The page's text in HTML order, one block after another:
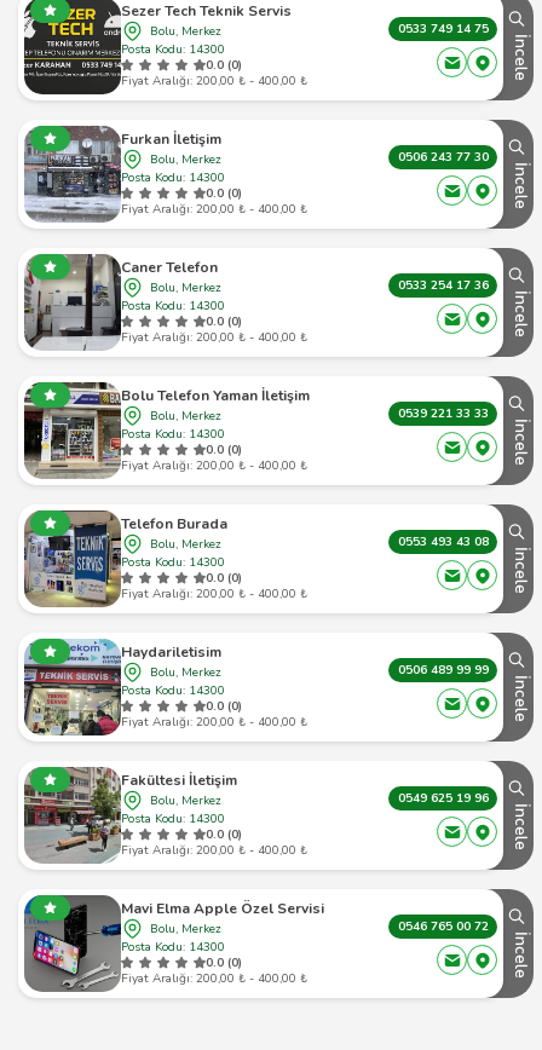
Sezer Tech Teknik Servis
Bolu, Merkez
Posta Kodu: 14300
0.0 (0)
Fiyat Aralığı: 200,00 ₺ - 400,00 ₺
0533 749 14 75
İncele
Furkan İletişim
Bolu, Merkez
Posta Kodu: 14300
0.0 (0)
Fiyat Aralığı: 200,00 ₺ - 400,00 ₺
0506 243 77 30
İncele
Caner Telefon
Bolu, Merkez
Posta Kodu: 14300
0.0 (0)
Fiyat Aralığı: 200,00 ₺ - 400,00 ₺
0533 254 17 36
İncele
Bolu Telefon Yaman İletişim
Bolu, Merkez
Posta Kodu: 14300
0.0 (0)
Fiyat Aralığı: 200,00 ₺ - 400,00 ₺
0539 221 33 33
İncele
Telefon Burada
Bolu, Merkez
Posta Kodu: 14300
0.0 (0)
Fiyat Aralığı: 200,00 ₺ - 400,00 ₺
0553 493 43 08
İncele
Haydariletisim
Bolu, Merkez
Posta Kodu: 14300
0.0 (0)
Fiyat Aralığı: 200,00 ₺ - 400,00 ₺
0506 489 99 99
İncele
Fakültesi İletişim
Bolu, Merkez
Posta Kodu: 14300
0.0 (0)
Fiyat Aralığı: 200,00 ₺ - 400,00 ₺
0549 625 19 96
İncele
Mavi Elma Apple Özel Servisi
Bolu, Merkez
Posta Kodu: 14300
0.0 (0)
Fiyat Aralığı: 200,00 ₺ - 400,00 ₺
0546 765 00 72
İncele